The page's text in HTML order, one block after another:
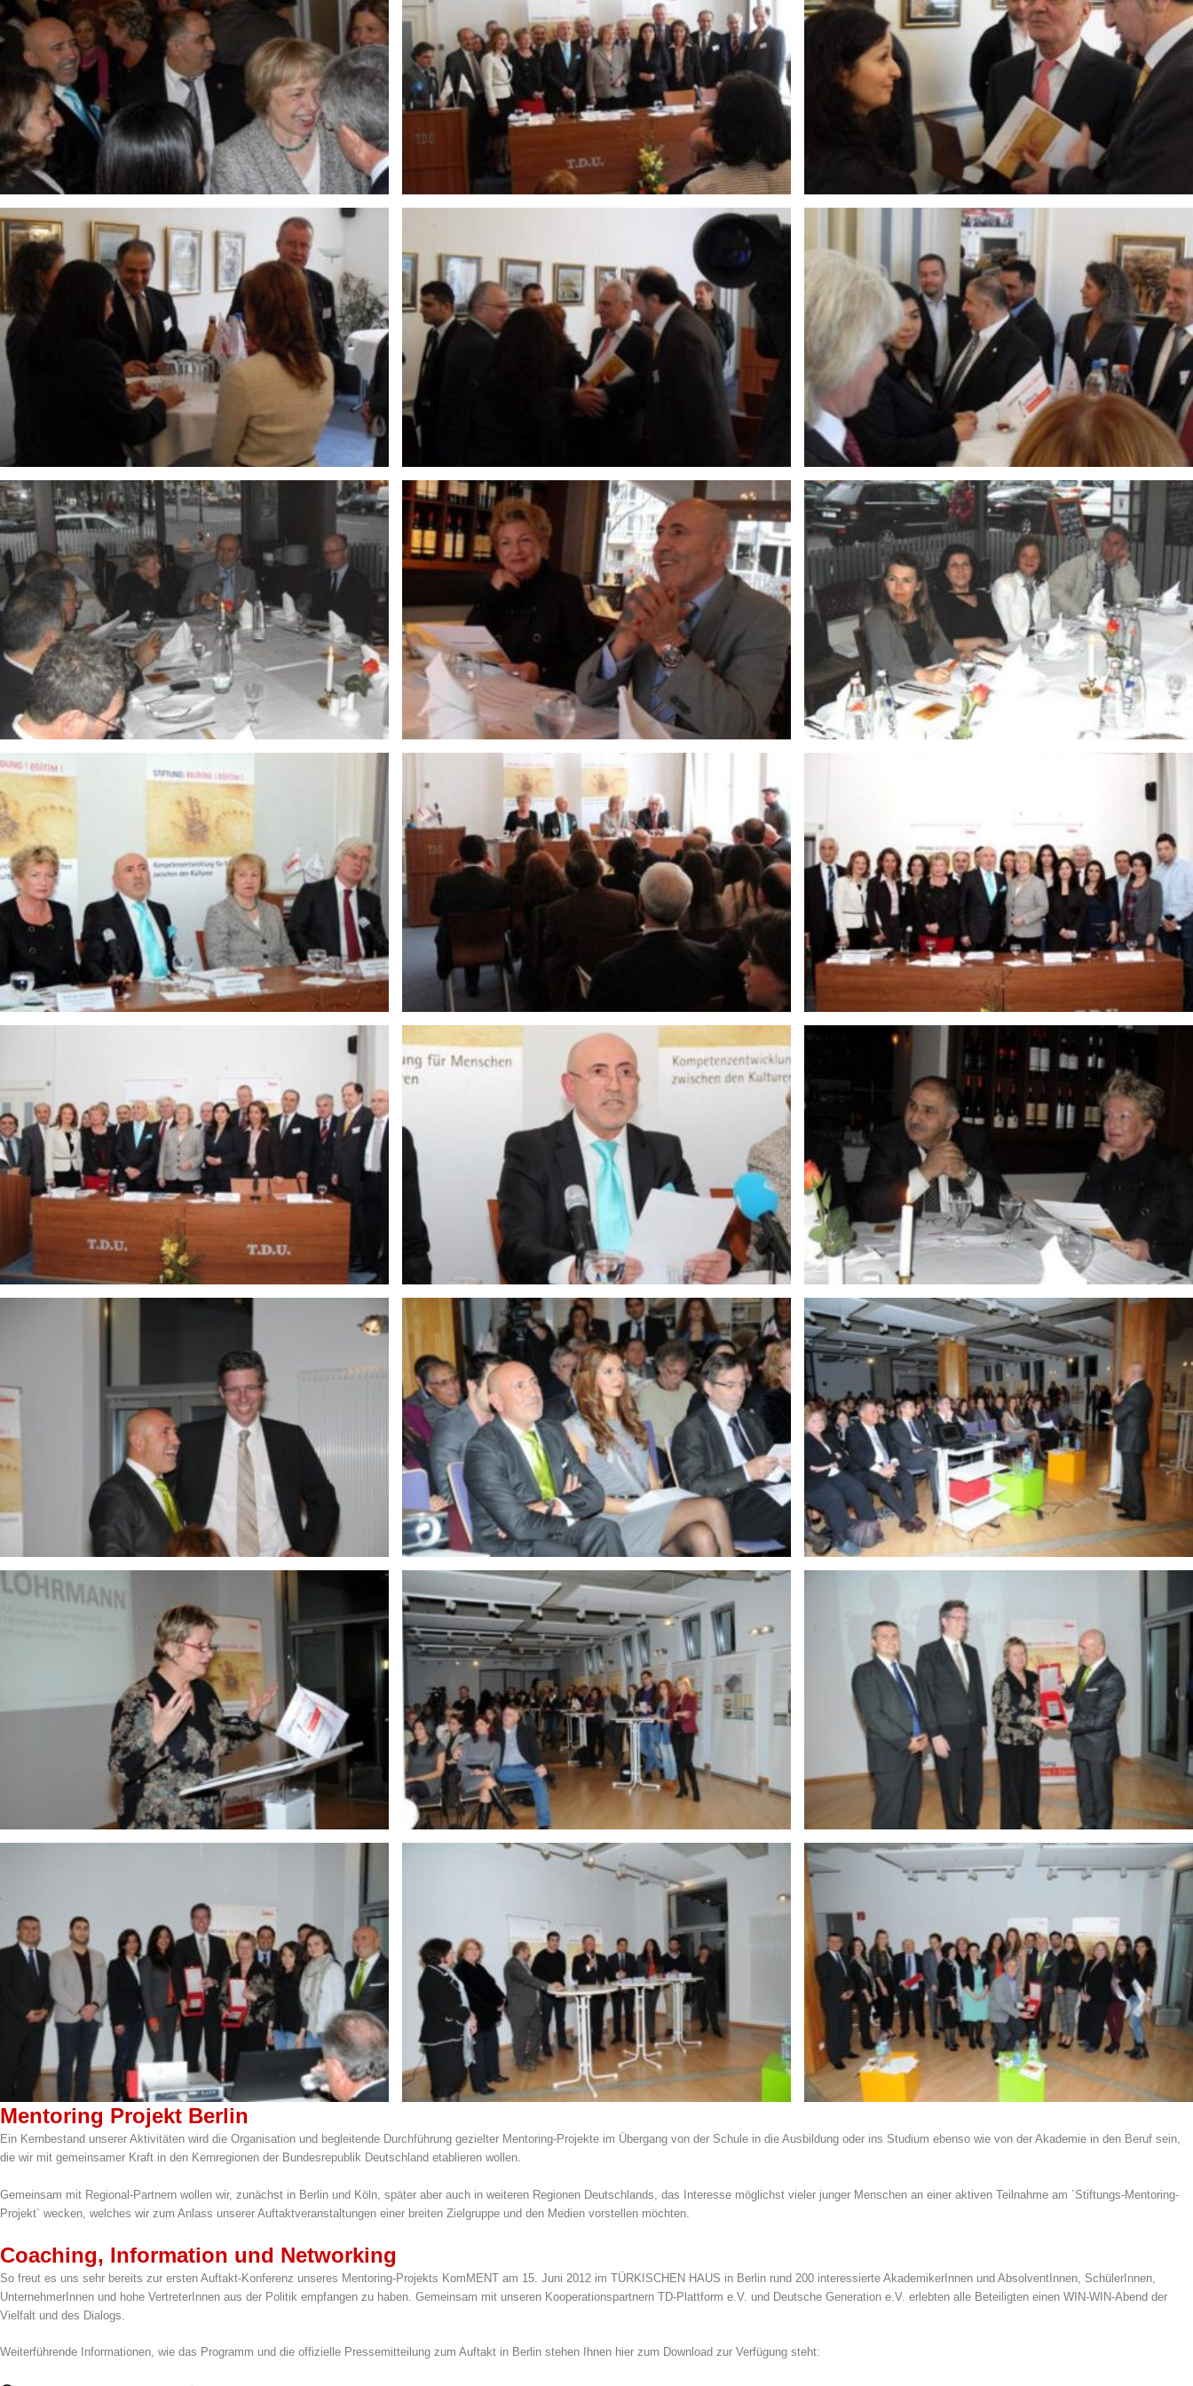
Mentoring Projekt Berlin
Ein Kernbestand unserer Aktivitäten wird die Organisation und begleitende Durchführung gezielter Mentoring-Projekte im Übergang von der Schule in die Ausbildung oder ins Studium ebenso wie von der Akademie in den Beruf sein,
die wir mit gemeinsamer Kraft in den Kernregionen der Bundesrepublik Deutschland etablieren wollen.
Gemeinsam mit Regional-Partnern wollen wir, zunächst in Berlin und Köln, später aber auch in weiteren Regionen Deutschlands, das Interesse möglichst vieler junger Menschen an einer aktiven Teilnahme am ´Stiftungs-Mentoring-
Projekt` wecken, welches wir zum Anlass unserer Auftaktveranstaltungen einer breiten Zielgruppe und den Medien vorstellen möchten.
Coaching, Information und Networking
So freut es uns sehr bereits zur ersten Auftakt-Konferenz unseres Mentoring-Projekts KomMENT am 15. Juni 2012 im TÜRKISCHEN HAUS in Berlin rund 200 interessierte AkademikerInnen und AbsolventInnen, SchülerInnen,
UnternehmerInnen und hohe VertreterInnen aus der Politik empfangen zu haben. Gemeinsam mit unseren Kooperationspartnern TD-Plattform e.V. und Deutsche Generation e.V. erlebten alle Beteiligten einen WIN-WIN-Abend der
Vielfalt und des Dialogs.
Weiterführende Informationen, wie das Programm und die offizielle Pressemitteilung zum Auftakt in Berlin stehen Ihnen hier zum Download zur Verfügung steht: